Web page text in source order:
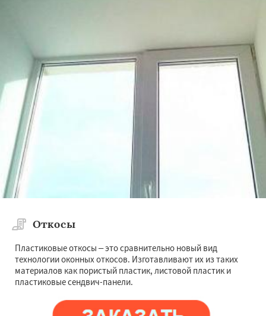
Откосы
Пластиковые откосы – это сравнительно новый вид
технологии оконных откосов. Изготавливают их из таких
материалов как пористый пластик, листовой пластик и
пластиковые сендвич-панели.